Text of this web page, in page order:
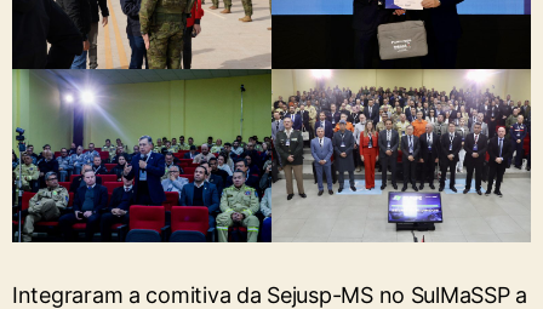
Integraram a comitiva da Sejusp-MS no SulMaSSP a